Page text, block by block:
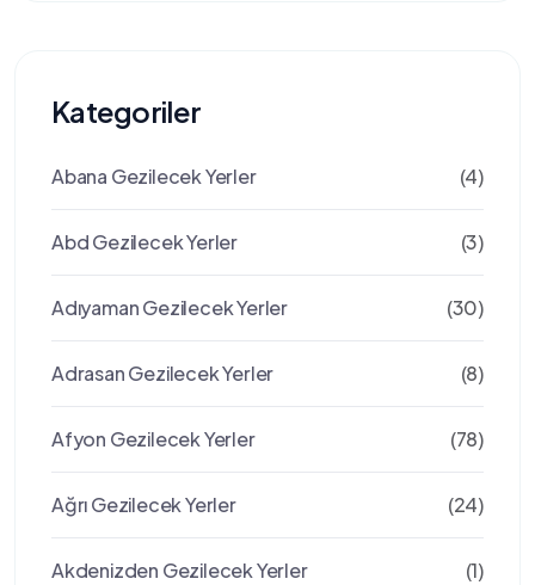
Kategoriler
Abana Gezilecek Yerler (4)
Abd Gezilecek Yerler (3)
Adıyaman Gezilecek Yerler (30)
Adrasan Gezilecek Yerler (8)
Afyon Gezilecek Yerler (78)
Ağrı Gezilecek Yerler (24)
Akdenizden Gezilecek Yerler (1)